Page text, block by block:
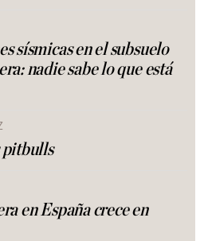
sísmicas en el subsuelo
nadie sabe lo que está
pitbulls
en España crece en